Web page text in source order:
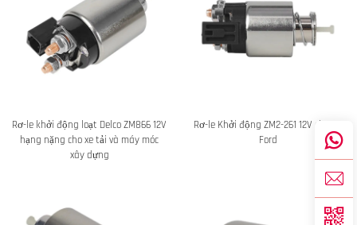
Rơ-le khởi động loạt Delco ZM866 12V
hạng nặng cho xe tải và máy móc
xây dựng
Rơ-le Khởi động ZM2-261 12V cho Xe
Ford